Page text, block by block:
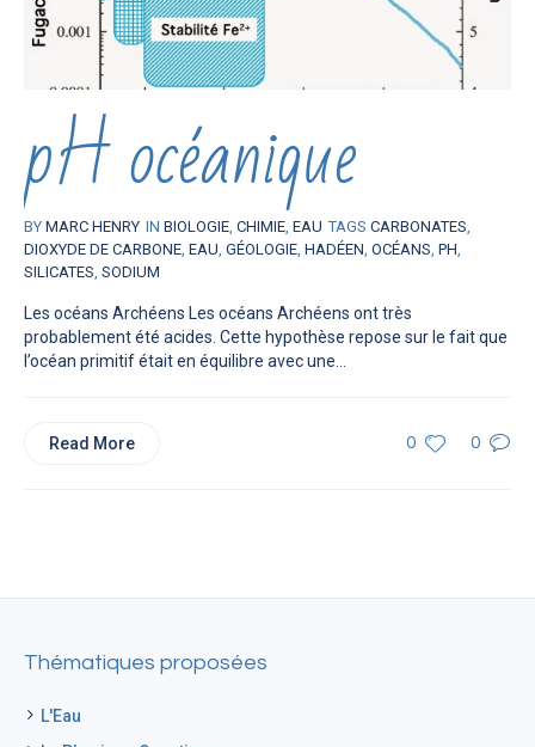
pH océanique
BY MARC HENRY IN BIOLOGIE, CHIMIE, EAU TAGS CARBONATES,
DIOXYDE DE CARBONE, EAU, GÉOLOGIE, HADÉEN, OCÉANS, PH,
SILICATES, SODIUM
Les océans Archéens Les océans Archéens ont très
probablement été acides. Cette hypothèse repose sur le fait que
l’océan primitif était en équilibre avec une...
0 0
Read More
Thématiques proposées
L'Eau